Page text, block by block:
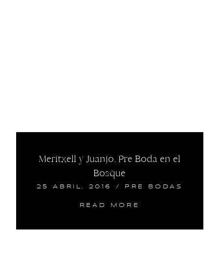
Meritxell y Juanjo. Pre Boda en el
Bosque
25 ABRIL, 2016 / PRE BODAS
READ MORE